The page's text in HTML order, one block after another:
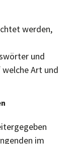
werden,
und
welche Art und
im